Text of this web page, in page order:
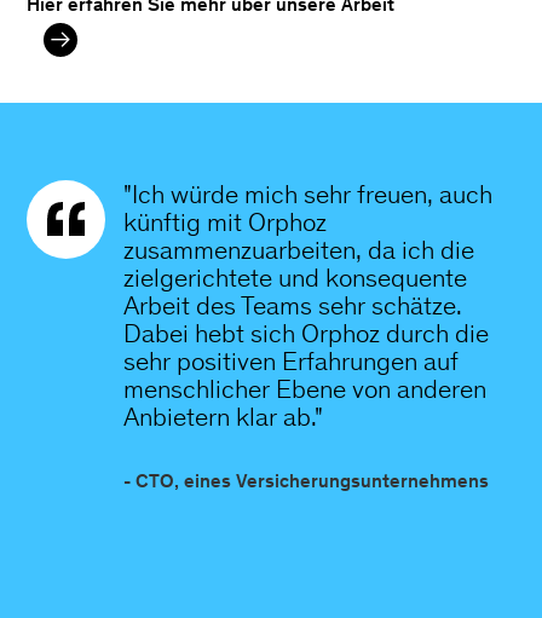
Hier erfahren Sie mehr über unsere Arbeit
"Ich würde mich sehr freuen, auch
künftig mit Orphoz
zusammenzuarbeiten, da ich die
zielgerichtete und konsequente
Arbeit des Teams sehr schätze.
Dabei hebt sich Orphoz durch die
sehr positiven Erfahrungen auf
menschlicher Ebene von anderen
Anbietern klar ab."
- CTO, eines Versicherungsunternehmens